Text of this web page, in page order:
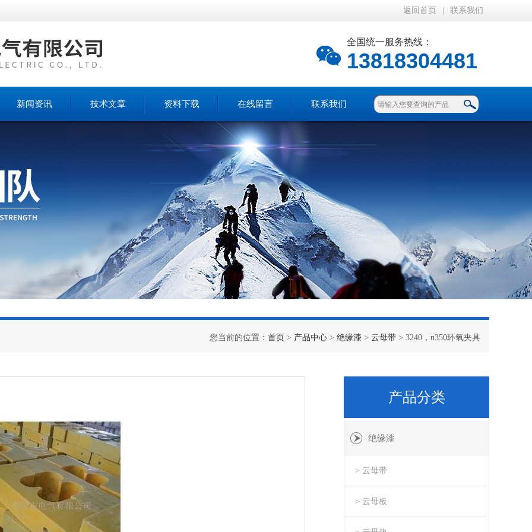
返回首页 联系我们
全国统一服务热线：
13818304481
新闻资讯 技术文章 资料下载 在线留言 联系我们
您当前的位置： 首页 > 产品中心 > 绝缘漆 > 云母带 > 3240，n350环氧夹具
产品分类
绝缘漆
> 云母带
> 云母板